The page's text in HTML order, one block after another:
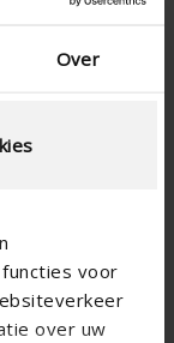
Over
voor
over uw